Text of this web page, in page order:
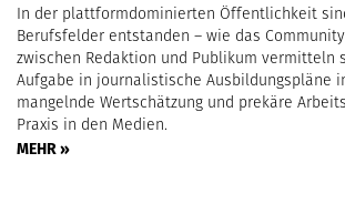
In der plattformdominierten Öffentlichkeit
Berufsfelder entstanden – wie das
zwischen Redaktion und Publikum vermitteln
Aufgabe in journalistische Ausbildungspläne
mangelnde Wertschätzung und prekäre
Praxis in den Medien.
MEHR »